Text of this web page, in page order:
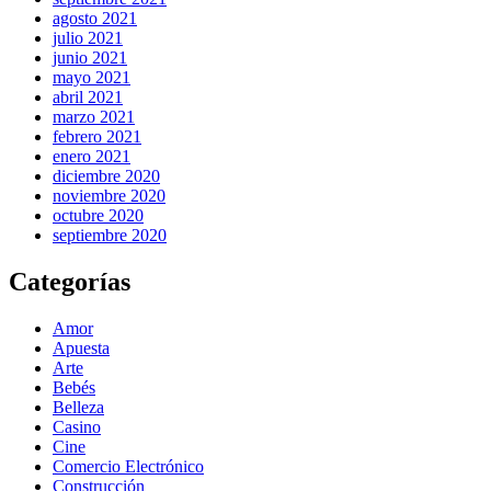
agosto 2021
julio 2021
junio 2021
mayo 2021
abril 2021
marzo 2021
febrero 2021
enero 2021
diciembre 2020
noviembre 2020
octubre 2020
septiembre 2020
Categorías
Amor
Apuesta
Arte
Bebés
Belleza
Casino
Cine
Comercio Electrónico
Construcción